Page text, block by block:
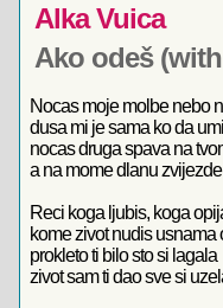
Alka Vuica
Ako odeš
Nocas moje molbe nebo
dusa mi je sama ko da
nocas druga spava na
a na mome dlanu
Reci koga ljubis, koga
kome zivot nudis usnama
prokleto ti bilo sto si lagala
zivot sam ti dao sve si